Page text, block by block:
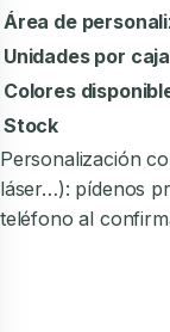
Área de
Unidades por caja
Colores
Stock
Personalización
láser…): pídenos
teléfono al